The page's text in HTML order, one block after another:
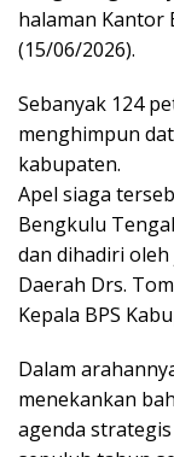
halaman Kantor
(15/06/2026).
Sebanyak 124
menghimpun
kabupaten.
Apel siaga
Bengkulu
dan dihadiri
Daerah Drs.
Kepala BPS
Dalam
menekankan
agenda